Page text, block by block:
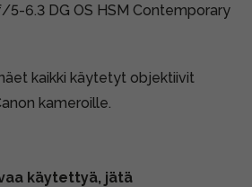
6.3 DG OS HSM Contemporary
kaikki käytetyt objektiivit
kameroille.
käytettyä, jätä